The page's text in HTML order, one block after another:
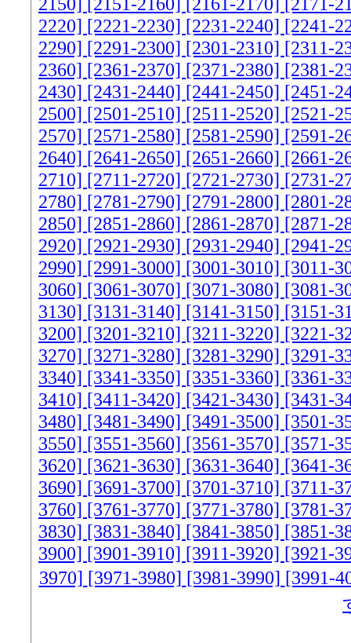
2220] [2221-2230] [2231-2240] [2241-
2290] [2291-2300] [2301-2310] [2311-
2360] [2361-2370] [2371-2380] [2381-
2430] [2431-2440] [2441-2450] [2451-
2500] [2501-2510] [2511-2520] [2521-
2570] [2571-2580] [2581-2590] [2591-
2640] [2641-2650] [2651-2660] [2661-
2710] [2711-2720] [2721-2730] [2731-
2780] [2781-2790] [2791-2800] [2801-
2850] [2851-2860] [2861-2870] [2871-
2920] [2921-2930] [2931-2940] [2941-
2990] [2991-3000] [3001-3010] [3011-
3060] [3061-3070] [3071-3080] [3081-
3130] [3131-3140] [3141-3150] [3151-
3200] [3201-3210] [3211-3220] [3221-
3270] [3271-3280] [3281-3290] [3291-
3340] [3341-3350] [3351-3360] [3361-
3410] [3411-3420] [3421-3430] [3431-
3480] [3481-3490] [3491-3500] [3501-
3550] [3551-3560] [3561-3570] [3571-
3620] [3621-3630] [3631-3640] [3641-
3690] [3691-3700] [3701-3710] [3711-
3760] [3761-3770] [3771-3780] [3781-
3830] [3831-3840] [3841-3850] [3851-
3900] [3901-3910] [3911-3920] [3921-
3970] [3971-3980] [3981-3990] [3991-